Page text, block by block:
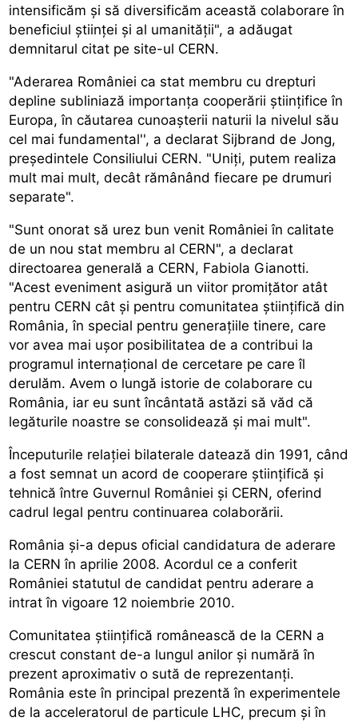
intensificăm și să diversificăm această colaborare în
beneficiul științei și al umanității", a adăugat
demnitarul citat pe site-ul CERN.
"Aderarea României ca stat membru cu drepturi
depline subliniază importanța cooperării științifice în
Europa, în căutarea cunoașterii naturii la nivelul său
cel mai fundamental'', a declarat Sijbrand de Jong,
președintele Consiliului CERN. "Uniți, putem realiza
mult mai mult, decât rămânând fiecare pe drumuri
separate".
"Sunt onorat să urez bun venit României în calitate
de un nou stat membru al CERN", a declarat
directoarea generală a CERN, Fabiola Gianotti.
"Acest eveniment asigură un viitor promițător atât
pentru CERN cât și pentru comunitatea științifică din
România, în special pentru generațiile tinere, care
vor avea mai ușor posibilitatea de a contribui la
programul internațional de cercetare pe care îl
derulăm. Avem o lungă istorie de colaborare cu
România, iar eu sunt încântată astăzi să văd că
legăturile noastre se consolidează și mai mult".
Începuturile relației bilaterale datează din 1991, când
a fost semnat un acord de cooperare științifică și
tehnică între Guvernul României și CERN, oferind
cadrul legal pentru continuarea colaborării.
România și-a depus oficial candidatura de aderare
la CERN în aprilie 2008. Acordul ce a conferit
României statutul de candidat pentru aderare a
intrat în vigoare 12 noiembrie 2010.
Comunitatea științifică românească de la CERN a
crescut constant de-a lungul anilor și numără în
prezent aproximativ o sută de reprezentanți.
România este în principal prezentă în experimentele
de la acceleratorul de particule LHC, precum și în